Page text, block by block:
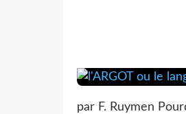
par F. Ruymen